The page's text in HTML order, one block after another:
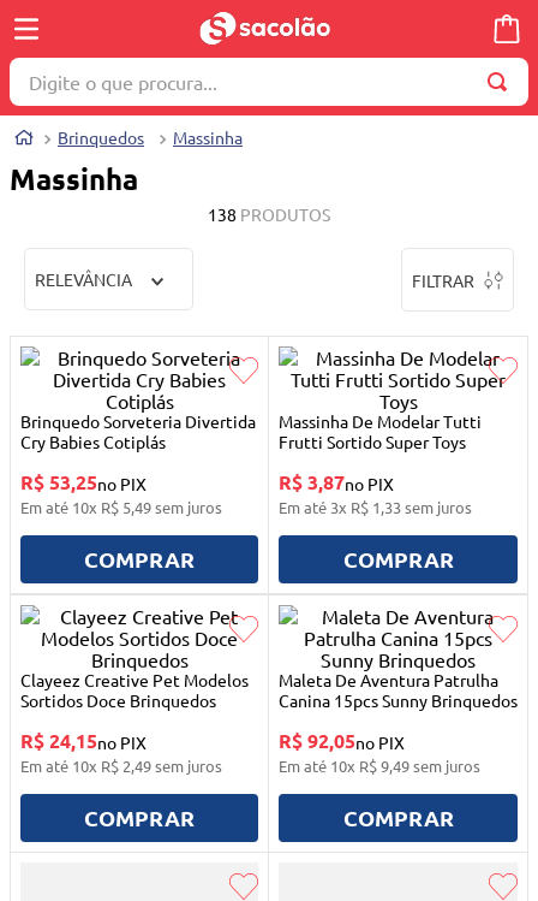
Digite o que procura...
Brinquedos Massinha
Massinha
138 PRODUTOS
RELEVÂNCIA FILTRAR
Brinquedo Sorveteria Divertida
Cry Babies Cotiplás
R$ 53,25no PIX
Em até 10x R$ 5,49sem juros
COMPRAR
Massinha De Modelar Tutti
Frutti Sortido Super Toys
R$ 3,87no PIX
Em até 3x R$ 1,33sem juros
COMPRAR
Clayeez Creative Pet Modelos
Sortidos Doce Brinquedos
R$ 24,15no PIX
Em até 10x R$ 2,49sem juros
COMPRAR
Maleta De Aventura Patrulha
Canina 15pcs Sunny Brinquedos
R$ 92,05no PIX
Em até 10x R$9,49sem juros
COMPRAR
2 º
brinquedo
máquina costura
5º
toalha
6º
carrinho reversível
7º
truss
9º
berço